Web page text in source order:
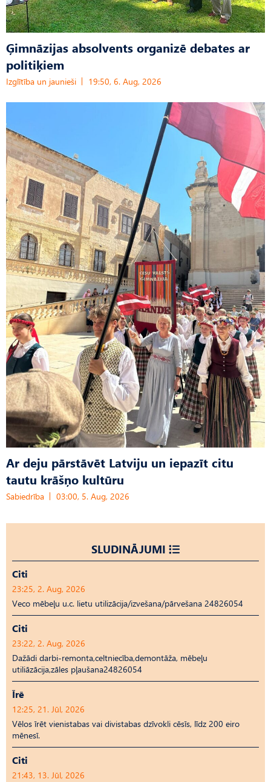
Ģimnāzijas absolvents organizē debates ar
politiķiem
Izglītība un jaunieši 19:50, 6. Aug, 2026
Ar deju pārstāvēt Latviju un iepazīt citu
tautu krāšņo kultūru
Sabiedrība 03:00, 5. Aug, 2026
SLUDINĀJUMI
Citi
23:25, 2. Aug, 2026
Veco mēbeļu u.c. lietu utilizācija/izvešana/pārvešana 24826054
Citi
23:22, 2. Aug, 2026
Dažādi darbi-remonta,celtniecība,demontāža, mēbeļu
utiliāzācija,zāles pļaušana24826054
Īrē
12:25, 21. Jūl, 2026
Vēlos īrēt vienistabas vai divistabas dzīvokli cēsīs, līdz 200 eiro
mēnesī.
Citi
21:43, 13. Jūl, 2026